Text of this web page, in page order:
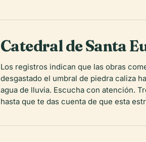
Catedral de Santa
Los registros indican que las obras
desgastado el umbral de piedra caliza
agua de lluvia. Escucha con atención.
hasta que te das cuenta de que esta